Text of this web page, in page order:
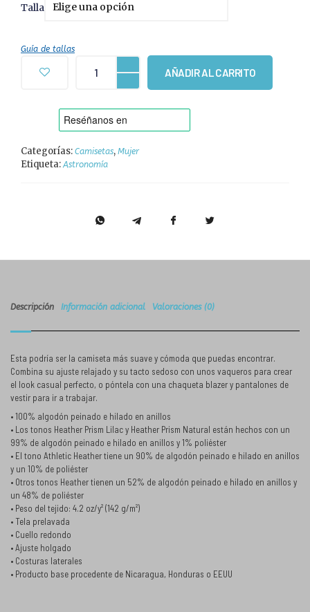
Talla
Guía de tallas
AÑADIR AL CARRITO
Categorías: Camisetas, Mujer
Etiqueta: Astronomía
Descripción Información adicional Valoraciones (0)
Esta podría ser la camiseta más suave y cómoda que puedas encontrar.
Combina su ajuste relajado y su tacto sedoso con unos vaqueros para crear
el look casual perfecto, o póntela con una chaqueta blazer y pantalones de
vestir para ir a trabajar.
• 100% algodón peinado e hilado en anillos
• Los tonos Heather Prism Lilac y Heather Prism Natural están hechos con un
99% de algodón peinado e hilado en anillos y 1% poliéster
• El tono Athletic Heather tiene un 90% de algodón peinado e hilado en anillos
y un 10% de poliéster
• Otros tonos Heather tienen un 52% de algodón peinado e hilado en anillos y
un 48% de poliéster
• Peso del tejido: 4.2 oz/y² (142 g/m²)
• Tela prelavada
• Cuello redondo
• Ajuste holgado
• Costuras laterales
• Producto base procedente de Nicaragua, Honduras o EEUU